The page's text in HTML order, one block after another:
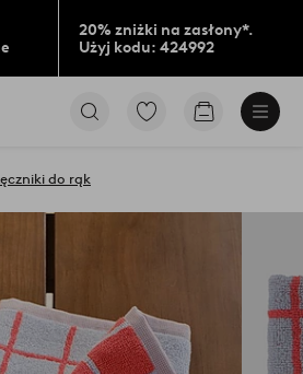
20% zniżki na zasłony*.
Użyj kodu: 424992
PrzejdźPrzejdź
do rąk